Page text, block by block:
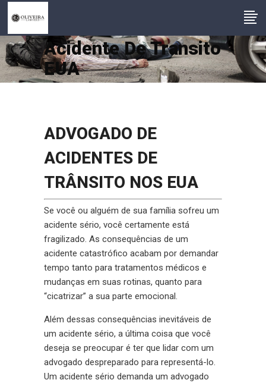
Acidente De Transito
EUA
ADVOGADO DE
ACIDENTES DE
TRÂNSITO NOS EUA
Se você ou alguém de sua família sofreu um
acidente sério, você certamente está
fragilizado. As consequências de um
acidente catastrófico acabam por demandar
tempo tanto para tratamentos médicos e
mudanças em suas rotinas, quanto para
“cicatrizar” a sua parte emocional.
Além dessas consequências inevitáveis de
um acidente sério, a última coisa que você
deseja se preocupar é ter que lidar com um
advogado despreparado para representá-lo.
Um acidente sério demanda um advogado